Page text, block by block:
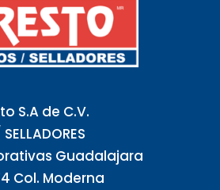
S.A de C.V.
Guadalajara
Col. Moderna